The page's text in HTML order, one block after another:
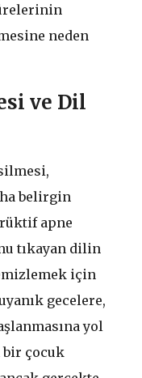
neden
ve Dil
belirgin
apne
tıkayan dilin
için
gecelere,
yol
bir çocuk